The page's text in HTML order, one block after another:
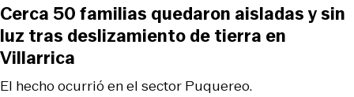
El hecho ocurrió en el sector Puquereo.
Cerca 50 familias quedaron aisladas y sin
luz tras deslizamiento de tierra en
Villarrica